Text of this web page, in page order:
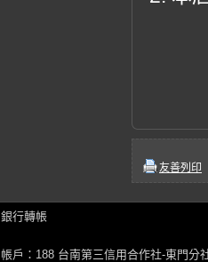
友善列印
銀行轉帳
帳戶：188 台南第三信用合作社-東門分